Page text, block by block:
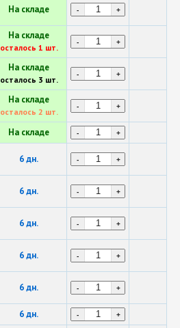
На складе - +
На складе
осталось 1 шт.
- +
На складе
осталось 3 шт.
- +
На складе
осталось 2 шт.
- +
На складе - +
6 дн. - +
6 дн. - +
6 дн. - +
6 дн. - +
6 дн. - +
6 дн. - +